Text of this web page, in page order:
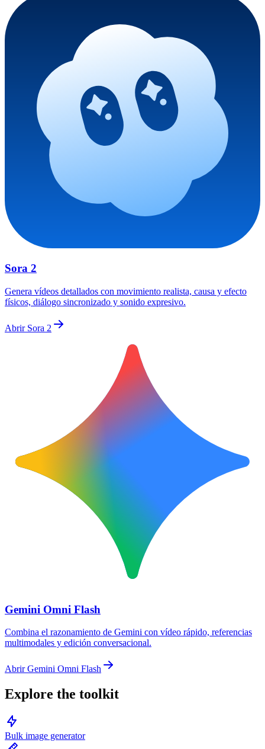
Sora 2
Genera vídeos detallados con movimiento realista, causa y efecto
físicos, diálogo sincronizado y sonido expresivo.
Abrir Sora 2
Gemini Omni Flash
Combina el razonamiento de Gemini con vídeo rápido, referencias
multimodales y edición conversacional.
Abrir Gemini Omni Flash
Explore the toolkit
Bulk image generator